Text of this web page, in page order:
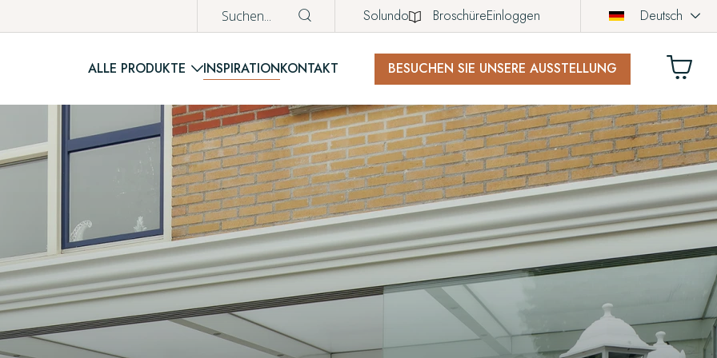
Solundo BroschüreEinloggen Deutsch
ALLE PRODUKTE INSPIRATIONKONTAKT BESUCHEN SIE UNSERE AUSSTELLUNG
WARENKORB
Es befinden sich noch keine Produkte in Ihrem Warenkorb.